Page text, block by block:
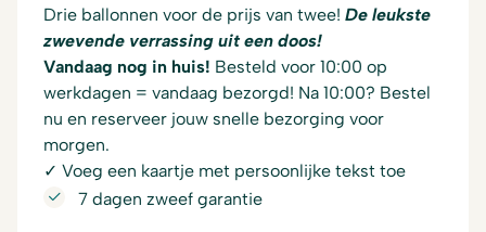
Drie ballonnen voor de prijs van twee! De leukste
zwevende verrassing uit een doos!
Vandaag nog in huis! Besteld voor 10:00 op
werkdagen = vandaag bezorgd! Na 10:00? Bestel
nu en reserveer jouw snelle bezorging voor
morgen.
✓ Voeg een kaartje met persoonlijke tekst toe
7 dagen zweef garantie